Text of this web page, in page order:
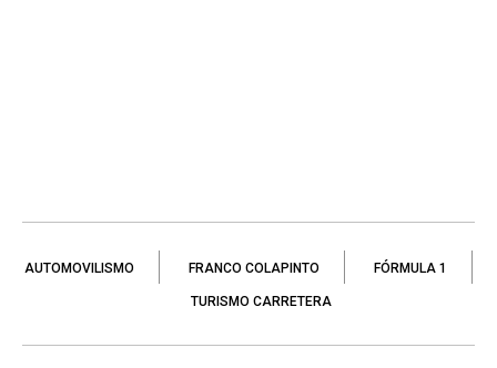
AUTOMOVILISMO FRANCO COLAPINTO FÓRMULA 1
TURISMO CARRETERA